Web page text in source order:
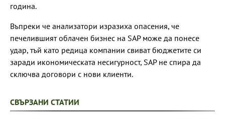
година.
Въпреки че анализатори изразиха опасения, че
печелившият облачен бизнес на SAP може да понесе
удар, тъй като редица компании свиват бюджетите си
заради икономическата несигурност, SAP не спира да
сключва договори с нови клиенти.
СВЪРЗАНИ СТАТИИ